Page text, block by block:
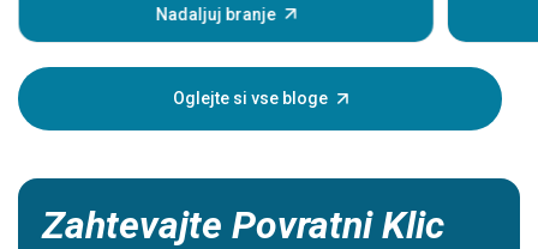
Nadaljuj branje
infarkta.
pomaga,
oseba,
Oglejte si vse bloge
Zahtevajte Povratni Klic